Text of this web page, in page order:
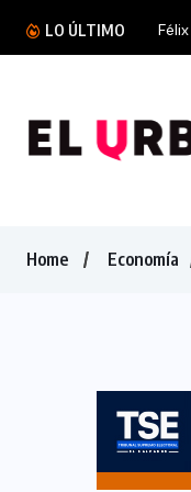
LO ÚLTIMO
Home Economía